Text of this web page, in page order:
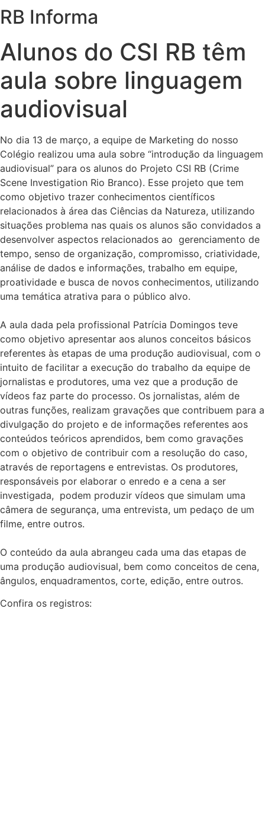
RB Informa
Alunos do CSI RB têm
aula sobre linguagem
audiovisual
No dia 13 de março, a equipe de Marketing do nosso
Colégio realizou uma aula sobre “introdução da linguagem
audiovisual” para os alunos do Projeto CSI RB (Crime
Scene Investigation Rio Branco). Esse projeto que tem
como objetivo trazer conhecimentos científicos
relacionados à área das Ciências da Natureza, utilizando
situações problema nas quais os alunos são convidados a
desenvolver aspectos relacionados ao gerenciamento de
tempo, senso de organização, compromisso, criatividade,
análise de dados e informações, trabalho em equipe,
proatividade e busca de novos conhecimentos, utilizando
uma temática atrativa para o público alvo.
A aula dada pela profissional Patrícia Domingos teve
como objetivo apresentar aos alunos conceitos básicos
referentes às etapas de uma produção audiovisual, com o
intuito de facilitar a execução do trabalho da equipe de
jornalistas e produtores, uma vez que a produção de
vídeos faz parte do processo. Os jornalistas, além de
outras funções, realizam gravações que contribuem para a
divulgação do projeto e de informações referentes aos
conteúdos teóricos aprendidos, bem como gravações
com o objetivo de contribuir com a resolução do caso,
através de reportagens e entrevistas. Os produtores,
responsáveis por elaborar o enredo e a cena a ser
investigada, podem produzir vídeos que simulam uma
câmera de segurança, uma entrevista, um pedaço de um
filme, entre outros.
O conteúdo da aula abrangeu cada uma das etapas de
uma produção audiovisual, bem como conceitos de cena,
ângulos, enquadramentos, corte, edição, entre outros.
Confira os registros: